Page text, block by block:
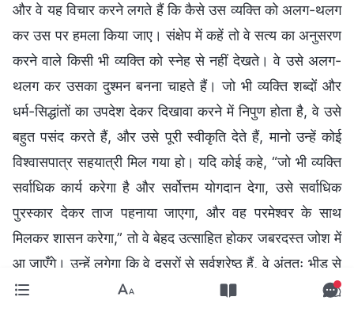
और वे यह विचार करने लगते हैं कि कैसे उस व्यक्ति को अलग-थलग
कर उस पर हमला किया जाए। संक्षेप में कहें तो वे सत्य का अनुसरण
करने वाले किसी भी व्यक्ति को स्नेह से नहीं देखते। वे उसे अलग-
थलग कर उसका दुश्मन बनना चाहते हैं। जो भी व्यक्ति शब्दों और
धर्म-सिद्धांतों का उपदेश देकर दिखावा करने में निपुण होता है, वे उसे
बहुत पसंद करते हैं, और उसे पूरी स्वीकृति देते हैं, मानो उन्हें कोई
विश्वासपात्र सहयात्री मिल गया हो। यदि कोई कहे, “जो भी व्यक्ति
सर्वाधिक कार्य करेगा है और सर्वोत्तम योगदान देगा, उसे सर्वाधिक
पुरस्कार देकर ताज पहनाया जाएगा, और वह परमेश्वर के साथ
मिलकर शासन करेगा,” तो वे बेहद उत्साहित होकर जबरदस्त जोश में
आ जाएँगे। उन्हें लगेगा कि वे दूसरों से सर्वश्रेष्ठ हैं, वे अंततः भीड़ से
अलग हैं, और अब उनके लिए अपना प्रदर्शन करने और अपनी